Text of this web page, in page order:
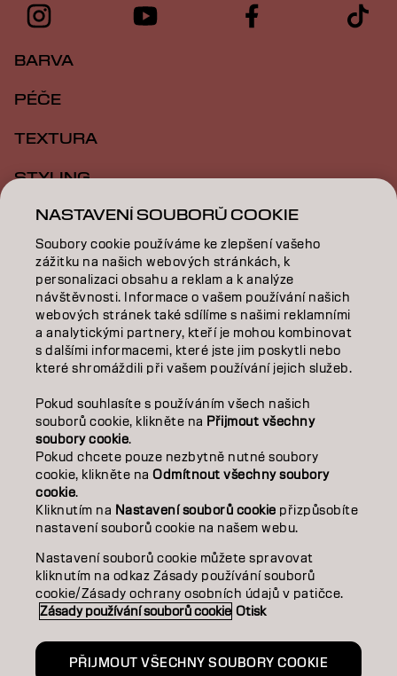
BARVA
PÉČE
TEXTURA
STYLING
INSPIRACE
VZDĚLÁVÁNÍ
O NÁS
SALON FINDER
STAŇTE SE PARTNEREM
KONTAKTUJTE NÁS
KontaktZásady ochrany osobních údajů
Zásady používání souborů cookie
Podmínky použití
Přístupnost
Závazek k udržitelnosti
CZ | CZECH
NASTAVENÍ SOUBORŮ COOKIE
Soubory cookie používáme ke zlepšení vašeho
zážitku na našich webových stránkách, k
personalizaci obsahu a reklam a k analýze
návštěvnosti. Informace o vašem používání našich
webových stránek také sdílíme s našimi reklamními
a analytickými partnery, kteří je mohou kombinovat
s dalšími informacemi, které jste jim poskytli nebo
které shromáždili při vašem používání jejich služeb.
Pokud souhlasíte s používáním všech našich
souborů cookie, klikněte na Přijmout všechny
soubory cookie.
Pokud chcete pouze nezbytně nutné soubory
cookie, klikněte naOdmítnout všechny soubory
cookie.
Kliknutím na Nastavení souborů cookie přizpůsobíte
nastavení souborů cookie na našem webu.
Nastavení souborů cookie můžete spravovat
kliknutím na odkaz Zásady používání souborů
cookie/Zásady ochrany osobních údajů v patičce.
Zásady používání souborů cookie Otisk
PŘIJMOUT VŠECHNY SOUBORY COOKIE